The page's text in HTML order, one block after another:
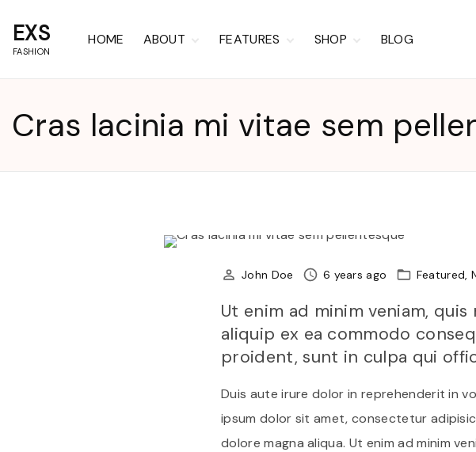
EXS
FASHION
HOME ABOUT FEATURES
404
SHOP
My account
BLOG
Cras lacinia mi vitae sem
John Doe 6 years ago Featured
Ut enim ad minim veniam,
aliquip ex ea commodo
proident, sunt in culpa qui
Duis aute irure dolor in reprehenderit in
ipsum dolor sit amet, consectetur
dolore magna aliqua. Ut enim ad minim